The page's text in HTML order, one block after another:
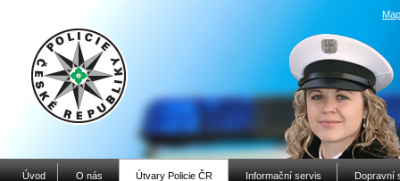
Úvod O nás Útvary Policie ČR Informační servis Dopravní